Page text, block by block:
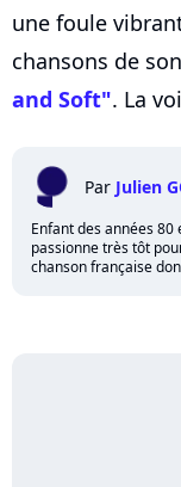
une foule
chansons de
and Soft". La
Par Julien
Enfant des années
passionne très tôt
chanson française